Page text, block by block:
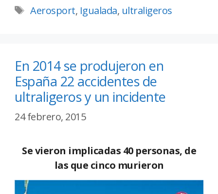
Aerosport, Igualada, ultraligeros
En 2014 se produjeron en
España 22 accidentes de
ultraligeros y un incidente
24 febrero, 2015
Se vieron implicadas 40 personas, de
las que cinco murieron